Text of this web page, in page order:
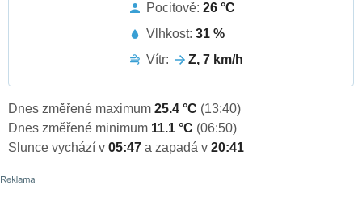
Pocitově: 26 °C
Vlhkost: 31 %
Vítr:
Z, 7 km/h
Dnes změřené maximum 25.4 °C (13:40)
Dnes změřené minimum 11.1 °C (06:50)
Slunce vychází v 05:47 a zapadá v 20:41